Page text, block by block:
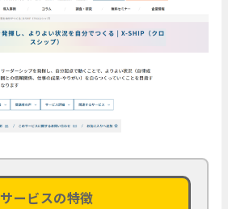
サービスの特徴